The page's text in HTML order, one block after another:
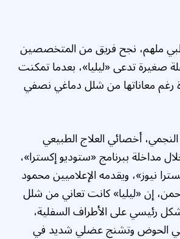
ملهم، نجح فريق من المتخصصين
صغيرة تدعى «ليليا»، بعدما تمكنت
رغم معاناتها من شلل دماغي نصفي
أخصائي العلاج الطبيعي
مداخلة ببرنامج «ستوديو إكسترا»،
نيوز»، ويقدمه الإعلاميين محمود
إن «ليليا» كانت تعاني من شلل
رئيسي على الأطراف السفلية،
في الحوض وتشنج عضلي شديد في